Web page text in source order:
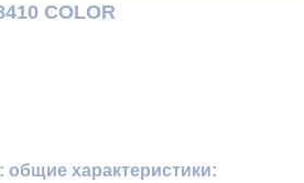
COLOR
характеристики: